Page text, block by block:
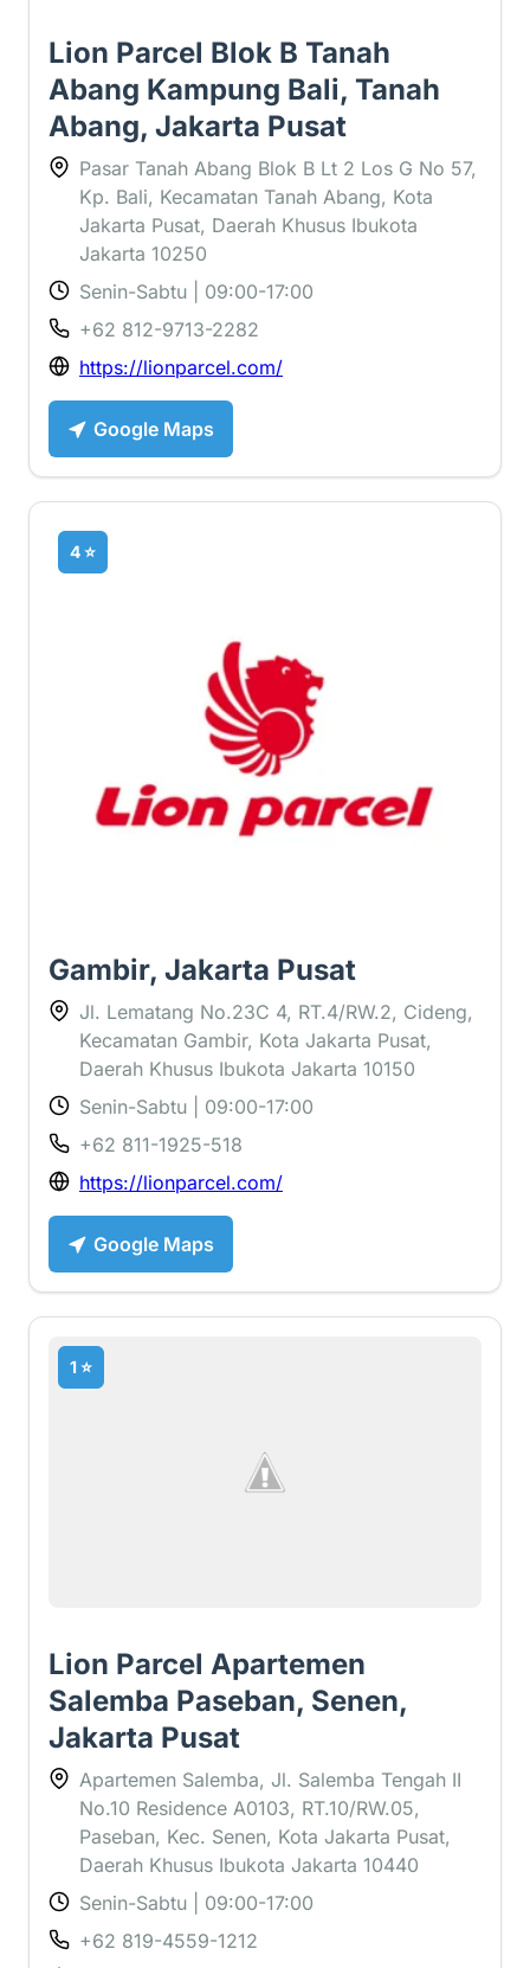
Lion Parcel Blok B Tanah
Abang Kampung Bali, Tanah
Abang, Jakarta Pusat
Pasar Tanah Abang Blok B Lt 2 Los G No 57,
Kp. Bali, Kecamatan Tanah Abang, Kota
Jakarta Pusat, Daerah Khusus Ibukota
Jakarta 10250
Senin-Sabtu | 09:00-17:00
+62 812-9713-2282
https://lionparcel.com/
Google Maps
4 ⭐
Gambir, Jakarta Pusat
Jl. Lematang No.23C 4, RT.4/RW.2, Cideng,
Kecamatan Gambir, Kota Jakarta Pusat,
Daerah Khusus Ibukota Jakarta 10150
Senin-Sabtu | 09:00-17:00
+62 811-1925-518
https://lionparcel.com/
Google Maps
1 ⭐
Lion Parcel Apartemen
Salemba Paseban, Senen,
Jakarta Pusat
Apartemen Salemba, Jl. Salemba Tengah II
No.10 Residence A0103, RT.10/RW.05,
Paseban, Kec. Senen, Kota Jakarta Pusat,
Daerah Khusus Ibukota Jakarta 10440
Senin-Sabtu | 09:00-17:00
+62 819-4559-1212